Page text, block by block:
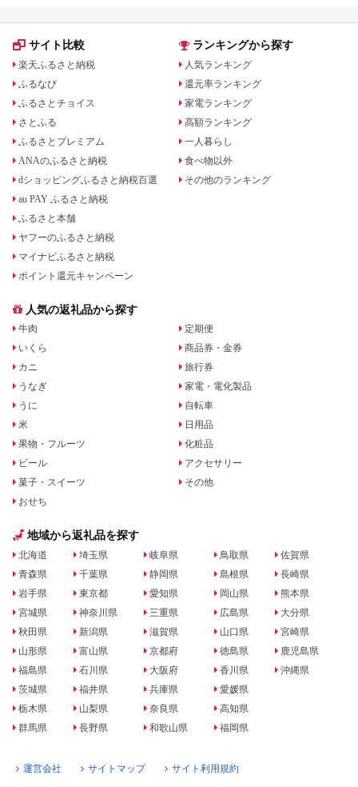
サイト比較
楽天ふるさと納税
ふるなび
ふるさとチョイス
さとふる
ふるさとプレミアム
ANAのふるさと納税
dショッピングふるさと納税百選
au PAY ふるさと納税
ふるさと本舗
ヤフーのふるさと納税
マイナビふるさと納税
ポイント還元キャンペーン
ランキングから探す
人気ランキング
還元率ランキング
家電ランキング
高額ランキング
一人暮らし
食べ物以外
その他のランキング
人気の返礼品から探す
牛肉
いくら
カニ
うなぎ
うに
米
果物・フルーツ
ビール
菓子・スイーツ
おせち
定期便
商品券・金券
旅行券
家電・電化製品
自転車
日用品
化粧品
アクセサリー
その他
地域から返礼品を探す
北海道
青森県
岩手県
宮城県
秋田県
山形県
福島県
茨城県
栃木県
群馬県
埼玉県
千葉県
東京都
神奈川県
新潟県
富山県
石川県
福井県
山梨県
長野県
岐阜県
静岡県
愛知県
三重県
滋賀県
京都府
大阪府
兵庫県
奈良県
和歌山県
鳥取県
島根県
岡山県
広島県
山口県
徳島県
香川県
愛媛県
高知県
福岡県
佐賀県
長崎県
熊本県
大分県
宮崎県
鹿児島県
沖縄県
運営会社 サイトマップ サイト利用規約